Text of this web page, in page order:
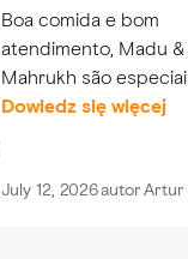
Boa comida e bom
atendimento, Madu &
Mahrukh são
❤️
Dowiedz się więcej
July 12, 2026autorArtur